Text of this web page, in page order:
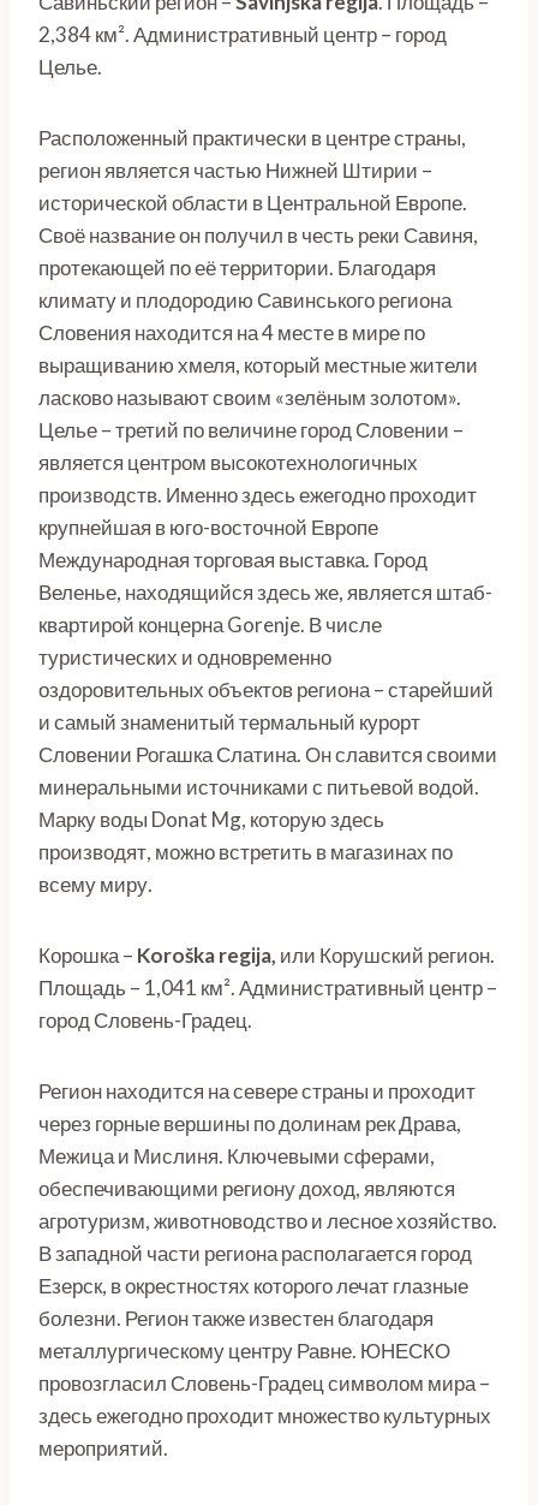
2,384 км². Административный центр – город
Целье.
Расположенный практически в центре страны,
регион является частью Нижней Штирии –
исторической области в Центральной Европе.
Своё название он получил в честь реки Савиня,
протекающей по её территории. Благодаря
климату и плодородию Савинського региона
Словения находится на 4 месте в мире по
выращиванию хмеля, который местные жители
ласково называют своим «зелёным золотом».
Целье – третий по величине город Словении –
является центром высокотехнологичных
производств. Именно здесь ежегодно проходит
крупнейшая в юго-восточной Европе
Международная торговая выставка. Город
Веленье, находящийся здесь же, является штаб-
квартирой концерна Gorenje. В числе
туристических и одновременно
оздоровительных объектов региона – старейший
и самый знаменитый термальный курорт
Словении Рогашка Слатина. Он славится своими
минеральными источниками с питьевой водой.
Марку воды Donat Mg, которую здесь
производят, можно встретить в магазинах по
всему миру.
Корошка – Koroškaregija, или Корушский регион.
Площадь – 1,041 км². Административный центр –
город Словень-Градец.
Регион находится на севере страны и проходит
через горные вершины по долинам рек Драва,
Межица и Мислиня. Ключевыми сферами,
обеспечивающими региону доход, являются
агротуризм, животноводство и лесное хозяйство.
В западной части региона располагается город
Езерск, в окрестностях которого лечат глазные
болезни. Регион также известен благодаря
металлургическому центру Равне. ЮНЕСКО
провозгласил Словень-Градец символом мира –
здесь ежегодно проходит множество культурных
мероприятий.